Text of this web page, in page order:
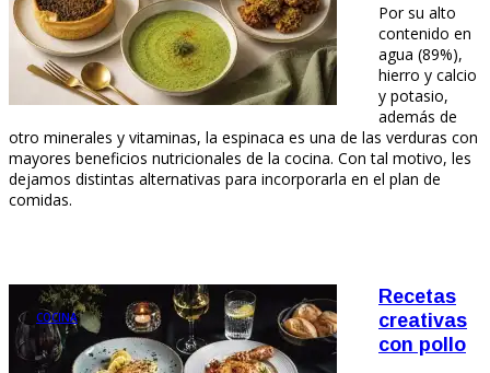
Por su alto
contenido en
agua (89%),
hierro y calcio
y potasio,
además de
otro minerales y vitaminas, la espinaca es una de las verduras con
mayores beneficios nutricionales de la cocina. Con tal motivo, les
dejamos distintas alternativas para incorporarla en el plan de
comidas.
COCINA
Recetas
creativas
con pollo